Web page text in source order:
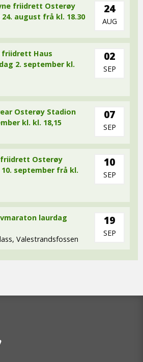
friidrett Osterøy
august frå kl. 18.30
24
AUG
friidrett Haus
2. september kl.
02
SEP
Osterøy Stadion
kl. kl. 18,15
07
SEP
friidrett Osterøy
september frå kl.
10
SEP
laurdag
Valestrandsfossen
19
SEP